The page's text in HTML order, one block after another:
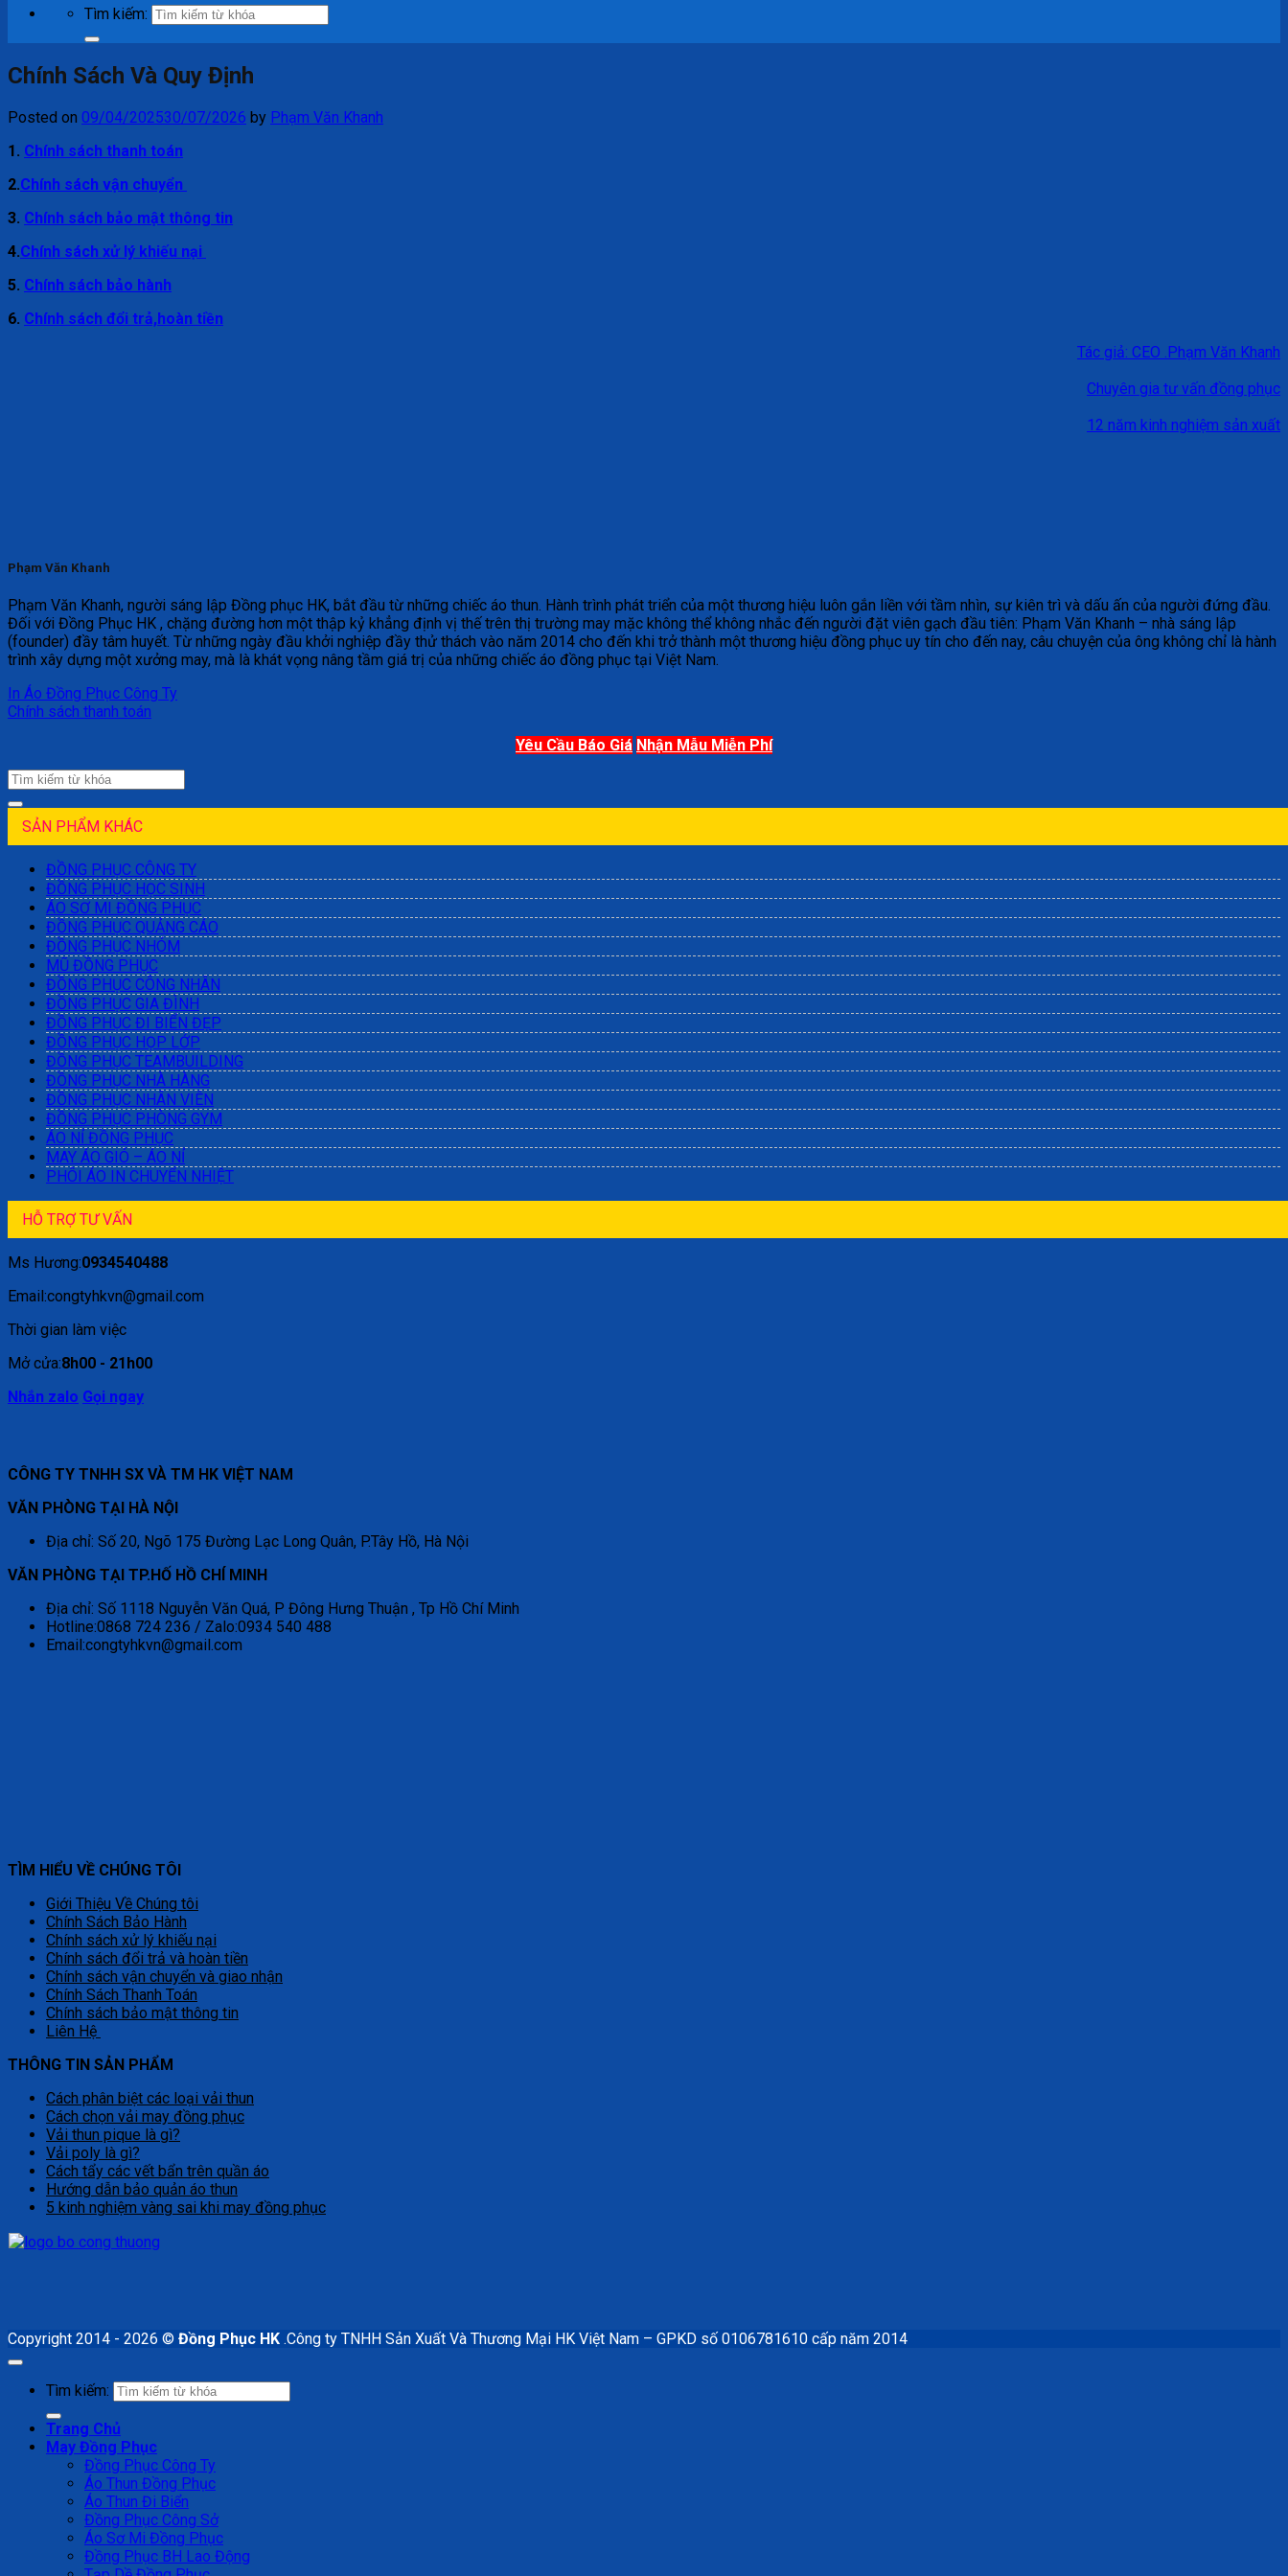
Tìm kiếm:
Chính Sách Và Quy Định
Posted on 09/04/202530/07/2026 by Phạm Văn Khanh
1. Chính sách thanh toán
2.Chính sách vận chuyển
3. Chính sách bảo mật thông tin
4.Chính sách xử lý khiếu nại
5. Chính sách bảo hành
6. Chính sách đổi trả,hoàn tiền
Tác giả: CEO .Phạm Văn Khanh
Chuyên gia tư vấn đồng phục
12 năm kinh nghiệm sản xuất
Phạm Văn Khanh
Phạm Văn Khanh, người sáng lập Đồng phục HK, bắt đầu từ những chiếc áo thun. Hành trình phát triển của một thương hiệu luôn gắn liền với tầm nhìn, sự kiên trì và dấu ấn của người đứng đầu.
Đối với Đồng Phục HK , chặng đường hơn một thập kỷ khẳng định vị thế trên thị trường may mặc không thể không nhắc đến người đặt viên gạch đầu tiên: Phạm Văn Khanh – nhà sáng lập
(founder) đầy tâm huyết. Từ những ngày đầu khởi nghiệp đầy thử thách vào năm 2014 cho đến khi trở thành một thương hiệu đồng phục uy tín cho đến nay, câu chuyện của ông không chỉ là hành
trình xây dựng một xưởng may, mà là khát vọng nâng tầm giá trị của những chiếc áo đồng phục tại Việt Nam.
In Áo Đồng Phục Công Ty
Chính sách thanh toán
Yêu Cầu Báo Giá Nhận Mẫu Miễn Phí
SẢN PHẨM KHÁC
ĐỒNG PHỤC CÔNG TY
ĐỒNG PHỤC HỌC SINH
ÁO SƠ MI ĐỒNG PHỤC
ĐỒNG PHỤC QUẢNG CÁO
ĐỒNG PHỤC NHÓM
MŨ ĐỒNG PHỤC
ĐỒNG PHỤC CÔNG NHÂN
ĐỒNG PHỤC GIA ĐÌNH
ĐỒNG PHỤC ĐI BIỂN ĐẸP
ĐỒNG PHỤC HỌP LỚP
ĐỒNG PHỤC TEAMBUILDING
ĐỒNG PHỤC NHÀ HÀNG
ĐỒNG PHỤC NHÂN VIÊN
ĐỒNG PHỤC PHÒNG GYM
ÁO NỈ ĐỒNG PHỤC
MAY ÁO GIÓ – ÁO NỈ
PHÔI ÁO IN CHUYỂN NHIỆT
HỖ TRỢ TƯ VẤN
Ms Hương:0934540488
Email:congtyhkvn@gmail.com
Thời gian làm việc
Mở cửa:8h00 - 21h00
Nhắn zalo Gọi ngay
CÔNG TY TNHH SX VÀ TM HK VIỆT NAM
VĂN PHÒNG TẠI HÀ NỘI
Địa chỉ: Số 20, Ngõ 175 Đường Lạc Long Quân, P.Tây Hồ, Hà Nội
VĂN PHÒNG TẠI TP.HỐ HỒ CHÍ MINH
Địa chỉ: Số 1118 Nguyễn Văn Quá, P Đông Hưng Thuận , Tp Hồ Chí Minh
Hotline:0868 724 236 / Zalo:0934 540 488
Email:congtyhkvn@gmail.com
TÌM HIỂU VỀ CHÚNG TÔI
Giới Thiệu Về Chúng tôi
Chính Sách Bảo Hành
Chính sách xử lý khiếu nại
Chính sách đổi trả và hoàn tiền
Chính sách vận chuyển và giao nhận
Chính Sách Thanh Toán
Chính sách bảo mật thông tin
Liên Hệ
THÔNG TIN SẢN PHẨM
Cách phân biệt các loại vải thun
Cách chọn vải may đồng phục
Vải thun pique là gì?
Vải poly là gì?
Cách tẩy các vết bẩn trên quần áo
Hướng dẫn bảo quản áo thun
5 kinh nghiệm vàng sai khi may đồng phục
Copyright 2014 - 2026 © Đồng Phục HK .Công ty TNHH Sản Xuất Và Thương Mại HK Việt Nam – GPKD số 0106781610 cấp năm 2014
Tìm kiếm:
Trang Chủ
May Đồng Phục
Đồng Phục Công Ty
Áo Thun Đồng Phục
Áo Thun Đi Biển
Đồng Phục Công Sở
Áo Sơ Mi Đồng Phục
Đồng Phục BH Lao Động